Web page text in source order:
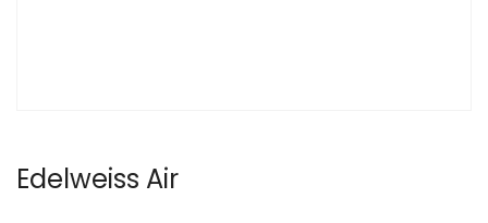
Edelweiss Air